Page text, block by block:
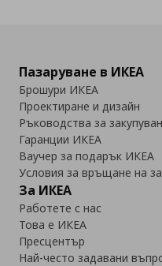
Пазаруване в ИКЕА
Брошури ИКЕА
Проектиране и дизайн
Ръководства за
Гаранции ИКЕА
Ваучер за подарък ИКЕА
Условия за връщане на
За ИКЕА
Работете с нас
Това е ИКЕА
Пресцентър
Най-често задавани